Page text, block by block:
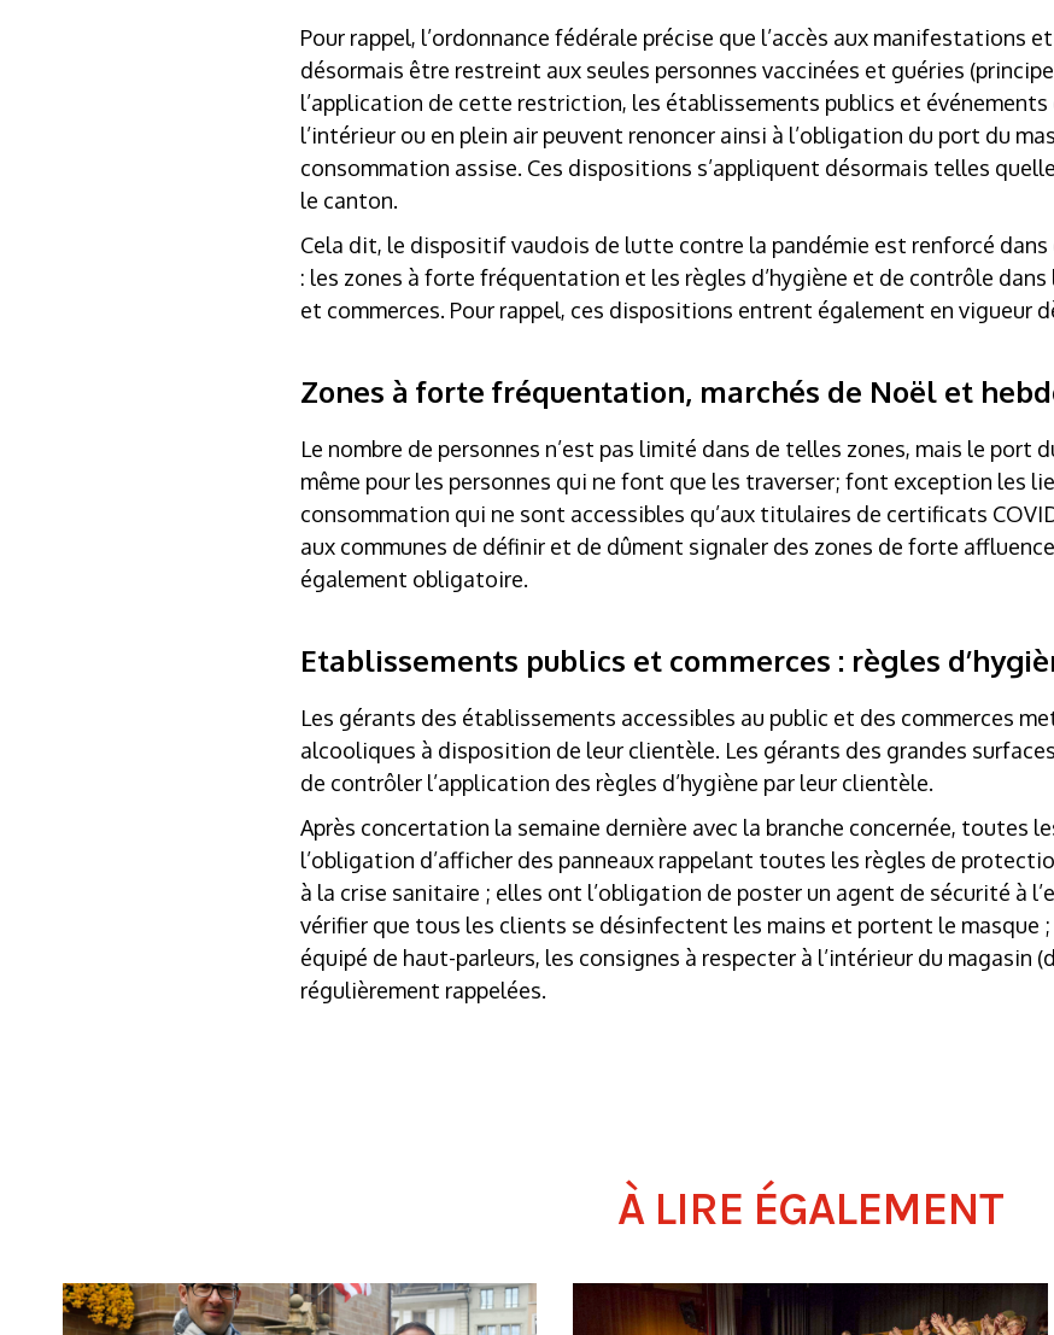
Pour rappel, l’ordonnance fédérale précise que l’accès aux manifestations
désormais être restreint aux seules personnes vaccinées et guéries
l’application de cette restriction, les établissements publics et événements
l’intérieur ou en plein air peuvent renoncer ainsi à l’obligation du port du
consommation assise. Ces dispositions s’appliquent désormais telles
le canton.
Cela dit, le dispositif vaudois de lutte contre la pandémie est renforcé dans
: les zones à forte fréquentation et les règles d’hygiène et de contrôle
et commerces. Pour rappel, ces dispositions entrent également en vigueur
Zones à forte fréquentation, marchés de Noël et
Le nombre de personnes n’est pas limité dans de telles zones, mais le port
même pour les personnes qui ne font que les traverser; font exception les
consommation qui ne sont accessibles qu’aux titulaires de certificats
aux communes de définir et de dûment signaler des zones de forte
également obligatoire.
Etablissements publics et commerces : règles
Les gérants des établissements accessibles au public et des commerces
alcooliques à disposition de leur clientèle. Les gérants des grandes
de contrôler l’application des règles d’hygiène par leur clientèle.
Après concertation la semaine dernière avec la branche concernée, toutes
l’obligation d’afficher des panneaux rappelant toutes les règles de
à la crise sanitaire ; elles ont l’obligation de poster un agent de sécurité à
vérifier que tous les clients se désinfectent les mains et portent le masque
équipé de haut-parleurs, les consignes à respecter à l’intérieur du magasin
régulièrement rappelées.
À LIRE ÉGALEMENT